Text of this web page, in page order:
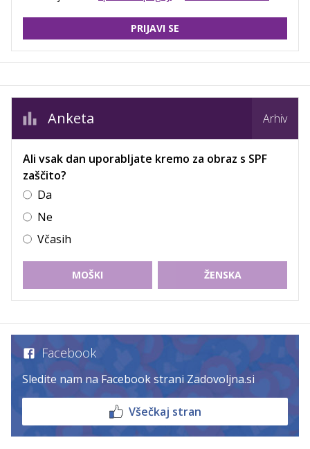
PRIJAVI SE
Anketa Arhiv
Ali vsak dan uporabljate kremo za obraz s SPF
zaščito?
Da
Ne
Včasih
MOŠKI ŽENSKA
Facebook
Sledite nam na Facebook strani Zadovoljna.si
Všečkaj stran